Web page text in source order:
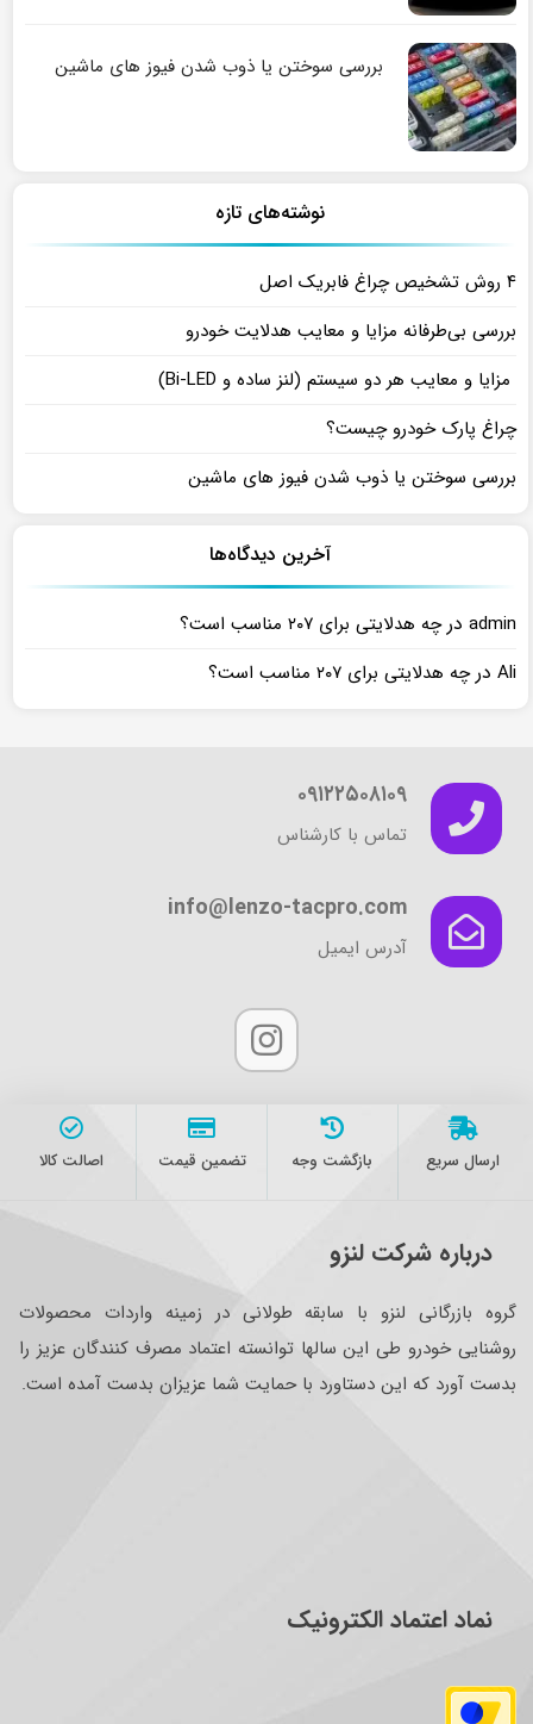
بررسی سوختن یا ذوب شدن فیوز های ماشین
نوشته‌های تازه
۴ روش تشخیص چراغ فابریک اصل
بررسی بی‌طرفانه مزایا و معایب هدلایت خودرو
مزایا و معایب هر دو سیستم (لنز ساده و Bi-LED)
چراغ پارک خودرو چیست؟
بررسی سوختن یا ذوب شدن فیوز های ماشین
آخرین دیدگاه‌ها
admin درچه هدلایتی برای ۲۰۷ مناسب است؟
Ali درچه هدلایتی برای ۲۰۷ مناسب است؟
۰۹۱۲۲۵۰۸۱۰۹
تماس با کارشناس
info@lenzo-tacpro.com
آدرس ایمیل
ارسال سریع بازگشت وجه تضمین قیمت اصالت کالا
درباره شرکت لنزو
گروه بازرگانی لنزو با سابقه طولانی در زمینه واردات محصولات
روشنایی خودرو طی این سالها توانسته اعتماد مصرف کنندگان عزیز را
بدست آورد که این دستاورد با حمایت شما عزیزان بدست آمده است.
نماد اعتماد الکترونیک